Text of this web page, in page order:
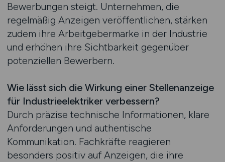
Bewerbungen steigt. Unternehmen, die
regelmäßig Anzeigen veröffentlichen, stärken
zudem ihre Arbeitgebermarke in der Industrie
und erhöhen ihre Sichtbarkeit gegenüber
potenziellen Bewerbern.
Wie lässt sich die Wirkung einer Stellenanzeige
für Industrieelektriker verbessern?
Durch präzise technische Informationen, klare
Anforderungen und authentische
Kommunikation. Fachkräfte reagieren
besonders positiv auf Anzeigen, die ihre